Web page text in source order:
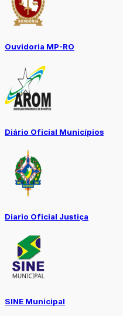
Ouvidoria MP-RO
Diário Oficial Municípios
Diario Oficial Justiça
SINE Municipal